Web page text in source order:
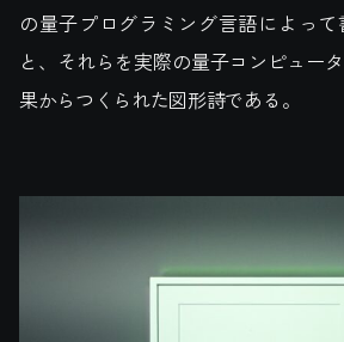
の量子プログラミング言語によっ
と、それらを実際の量子コンピュー
果からつくられた図形詩である。